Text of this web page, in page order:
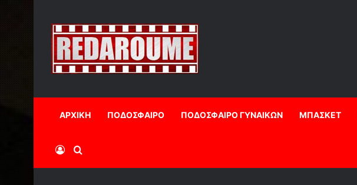
ΑΡΧΙΚΗ ΠΟΔΟΣΦΑΙΡΟ ΠΟΔΟΣΦΑΙΡΟ ΓΥΝΑΙΚΩΝ ΜΠΑΣΚΕΤ
Log InΑναζήτηση